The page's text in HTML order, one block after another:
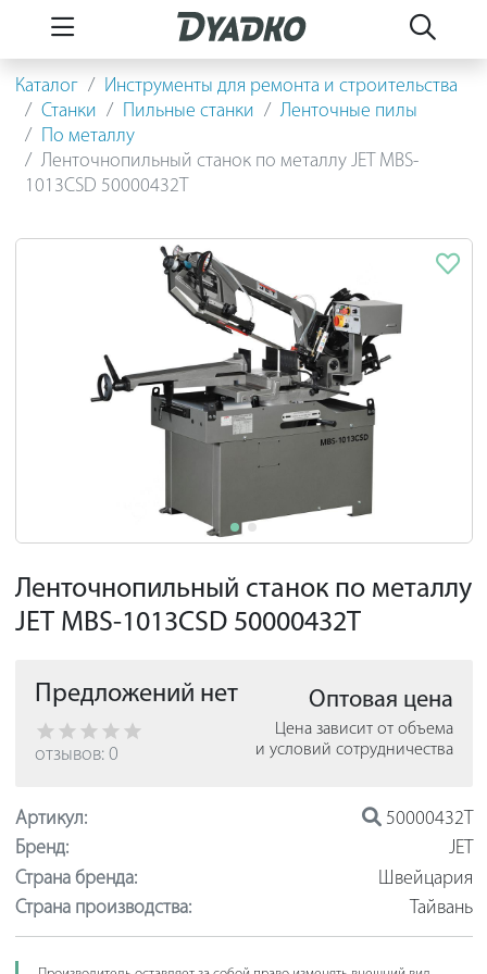
Каталог
Инструменты для ремонта и строительства
Станки
Пильные станки
Ленточные пилы
По металлу
Ленточнопильный станок по металлу JET MBS-
1013CSD 50000432T
Ленточнопильный станок по металлу
JET MBS-1013CSD 50000432T
Предложений нет
отзывов: 0
Оптовая цена
Цена зависит от объема
и условий сотрудничества
Артикул:
50000432T
Бренд:
JET
Страна бренда:
Швейцария
Страна производства:
Тайвань